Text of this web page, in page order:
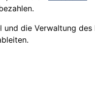
und die Verwaltung des